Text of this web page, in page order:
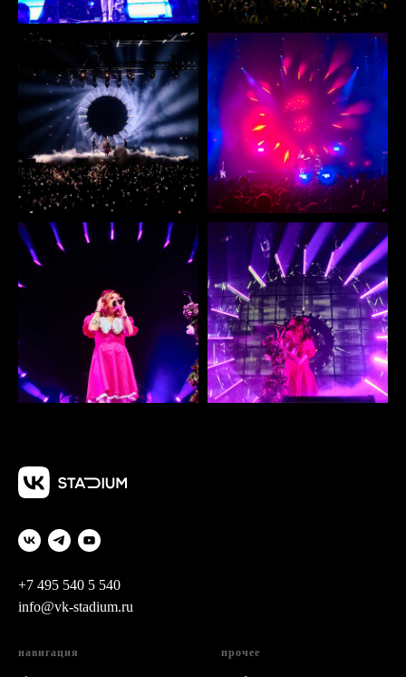
+7 495 540 5 540
info@vk-stadium.ru
навигация прочее